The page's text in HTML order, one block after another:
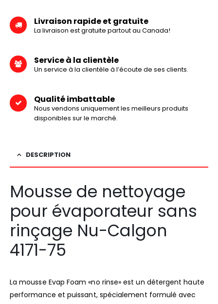
Livraison rapide et gratuite
La livraison est gratuite partout au Canada!
Service à la clientèle
Un service à la clientèle à l’écoute de ses clients.
Qualité imbattable
Nous vendons uniquement les meilleurs produits
disponibles sur le marché.
DESCRIPTION
Mousse de nettoyage
pour évaporateur sans
rinçage Nu-Calgon
4171-75
La mousse Evap Foam «no rinse» est un détergent haute
performance et puissant, spécialement formulé avec